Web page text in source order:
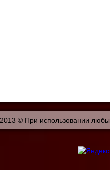
2013 © При использовании